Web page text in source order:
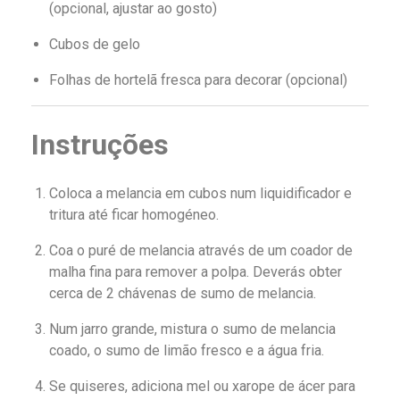
(opcional, ajustar ao gosto)
Cubos de gelo
Folhas de hortelã fresca para decorar (opcional)
Instruções
Coloca a melancia em cubos num liquidificador e
tritura até ficar homogéneo.
Coa o puré de melancia através de um coador de
malha fina para remover a polpa. Deverás obter
cerca de 2 chávenas de sumo de melancia.
Num jarro grande, mistura o sumo de melancia
coado, o sumo de limão fresco e a água fria.
Se quiseres, adiciona mel ou xarope de ácer para